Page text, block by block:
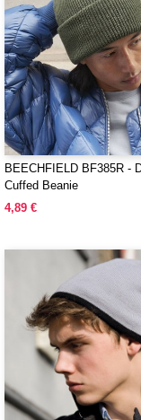
BEECHFIELD BF385R -
Cuffed Beanie
4,89 €